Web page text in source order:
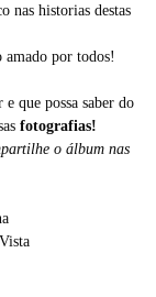
nas historias destas
por todos!
que possa saber do
fotografias!
o álbum nas